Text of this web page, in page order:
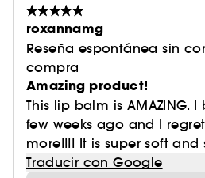
roxannamg
Reseña espontánea sin
compra
Amazing product!
This lip balm is AMAZING.
few weeks ago and I
more!!!! It is super soft and
Traducir con Google